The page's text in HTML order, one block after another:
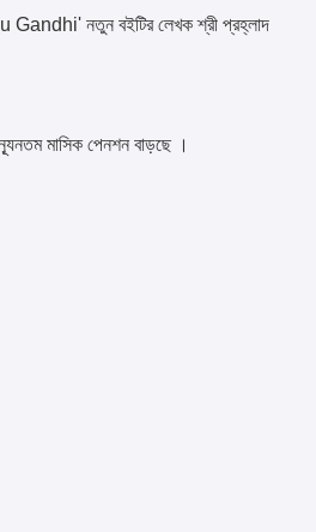
নতুন বইটির লেখক শ্রী প্রহ্লাদ
ন্যূনতম মাসিক পেনশন বাড়ছে ।